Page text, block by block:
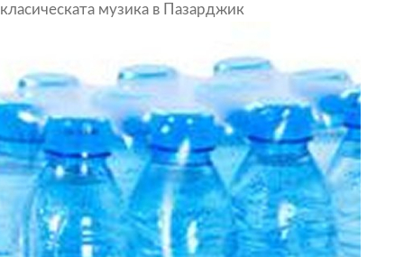
класическата музика в Пазарджик